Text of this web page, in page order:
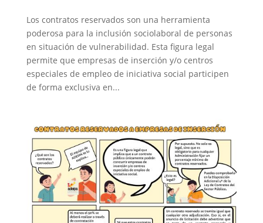
Los contratos reservados son una herramienta
poderosa para la inclusión sociolaboral de personas
en situación de vulnerabilidad. Esta figura legal
permite que empresas de inserción y/o centros
especiales de empleo de iniciativa social participen
de forma exclusiva en...